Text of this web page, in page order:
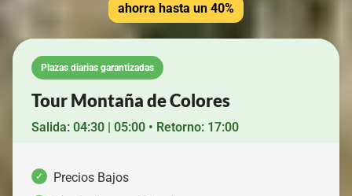
ahorra hasta un 40%
Plazas diarias garantizadas
Tour Montaña de Colores
Salida: 04:30 | 05:00 • Retorno: 17:00
Precios Bajos